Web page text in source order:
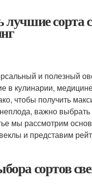
сорта
и полезный
в кулинарии,
чтобы получить
важно
мы рассмотрим
и представим
сортов